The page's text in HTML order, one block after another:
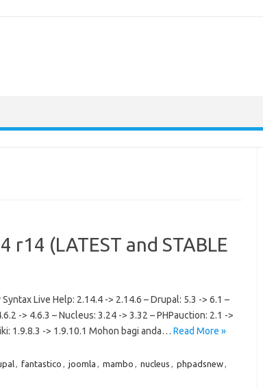
r14 (LATEST and STABLE
Live Help: 2.14.4 -> 2.14.6 – Drupal: 5.3 -> 6.1 –
-> 4.6.3 – Nucleus: 3.24 -> 3.32 – PHPauction: 2.1 ->
1.9.8.3 -> 1.9.10.1 Mohon bagi anda… Read More »
, fantastico , joomla , mambo , nucleus , phpadsnew,